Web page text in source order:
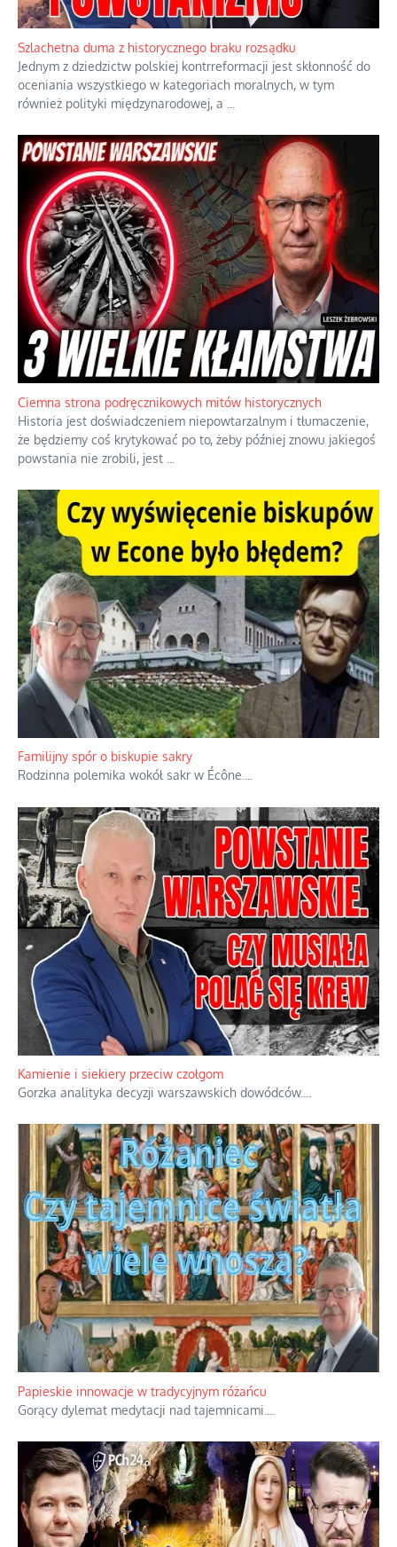
Ekspresowy kurs zbawienia z rodzinną katastrofą
Dramatyczne skutki skrajnej nadgorliwości we wspólnocie.
Szlachetna duma z historycznego braku rozsądku
Jednym z dziedzictw polskiej kontrreformacji jest skłonność do
oceniania wszystkiego w kategoriach moralnych, w tym
również polityki międzynarodowej, a...
Ciemna strona podręcznikowych mitów historycznych
Historia jest doświadczeniem niepowtarzalnym i tłumaczenie,
że będziemy coś krytykować po to, żeby później znowu jakiegoś
powstania nie zrobili, jest...
Familijny spór o biskupie sakry
Rodzinna polemika wokół sakr w Écône.
Kamienie i siekiery przeciw czołgom
Gorzka analityka decyzji warszawskich dowódców.